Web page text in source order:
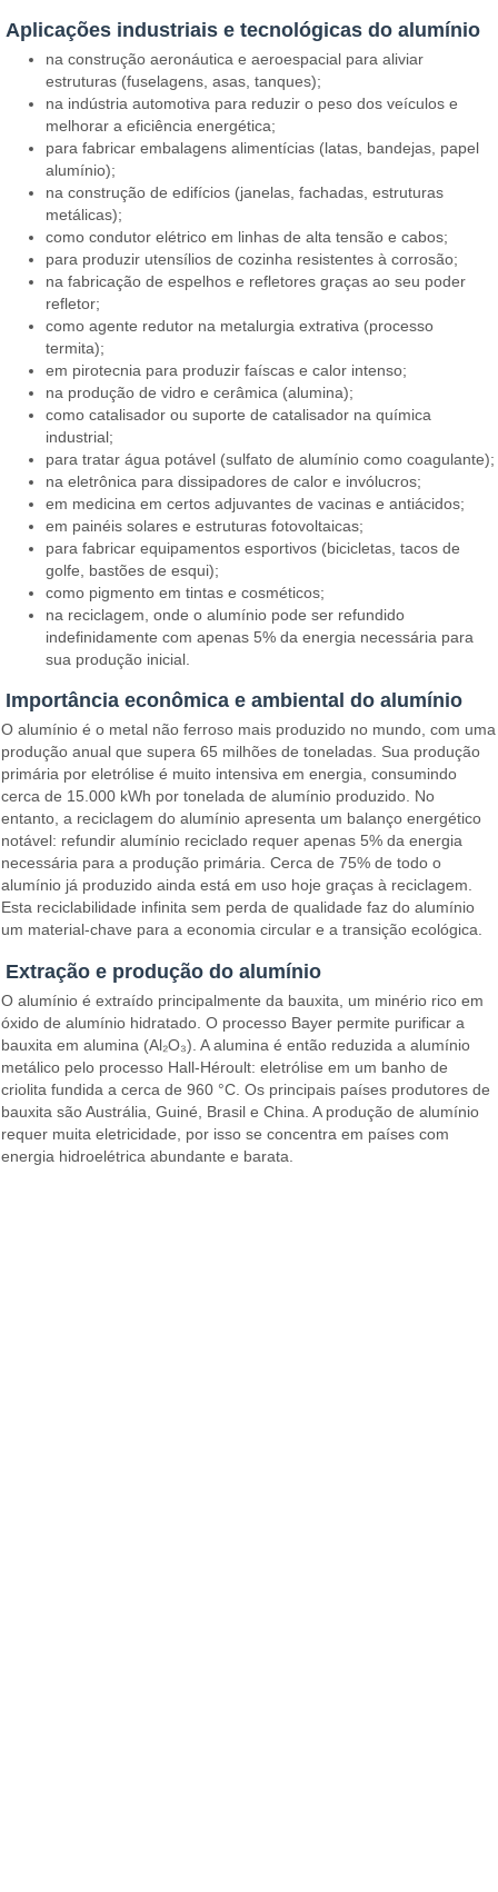
Aplicações industriais e tecnológicas do alumínio
na construção aeronáutica e aeroespacial para aliviar
estruturas (fuselagens, asas, tanques);
na indústria automotiva para reduzir o peso dos veículos e
melhorar a eficiência energética;
para fabricar embalagens alimentícias (latas, bandejas, papel
alumínio);
na construção de edifícios (janelas, fachadas, estruturas
metálicas);
como condutor elétrico em linhas de alta tensão e cabos;
para produzir utensílios de cozinha resistentes à corrosão;
na fabricação de espelhos e refletores graças ao seu poder
refletor;
como agente redutor na metalurgia extrativa (processo
termita);
em pirotecnia para produzir faíscas e calor intenso;
na produção de vidro e cerâmica (alumina);
como catalisador ou suporte de catalisador na química
industrial;
para tratar água potável (sulfato de alumínio como coagulante);
na eletrônica para dissipadores de calor e invólucros;
em medicina em certos adjuvantes de vacinas e antiácidos;
em painéis solares e estruturas fotovoltaicas;
para fabricar equipamentos esportivos (bicicletas, tacos de
golfe, bastões de esqui);
como pigmento em tintas e cosméticos;
na reciclagem, onde o alumínio pode ser refundido
indefinidamente com apenas 5% da energia necessária para
sua produção inicial.
Importância econômica e ambiental do alumínio
O alumínio é o metal não ferroso mais produzido no mundo, com uma
produção anual que supera 65 milhões de toneladas. Sua produção
primária por eletrólise é muito intensiva em energia, consumindo
cerca de 15.000 kWh por tonelada de alumínio produzido. No
entanto, a reciclagem do alumínio apresenta um balanço energético
notável: refundir alumínio reciclado requer apenas 5% da energia
necessária para a produção primária. Cerca de 75% de todo o
alumínio já produzido ainda está em uso hoje graças à reciclagem.
Esta reciclabilidade infinita sem perda de qualidade faz do alumínio
um material-chave para a economia circular e a transição ecológica.
Extração e produção do alumínio
O alumínio é extraído principalmente da bauxita, um minério rico em
óxido de alumínio hidratado. O processo Bayer permite purificar a
bauxita em alumina (Al₂O₃). A alumina é então reduzida a alumínio
metálico pelo processo Hall-Héroult: eletrólise em um banho de
criolita fundida a cerca de 960 °C. Os principais países produtores de
bauxita são Austrália, Guiné, Brasil e China. A produção de alumínio
requer muita eletricidade, por isso se concentra em países com
energia hidroelétrica abundante e barata.